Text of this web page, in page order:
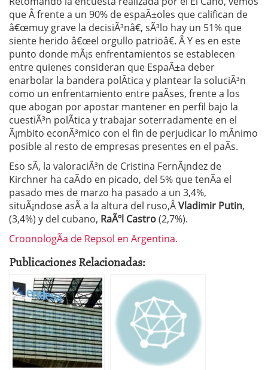
que Â frente a un 90% de espaÃ±oles que califican de
â€œmuy grave la decisiÃ³nâ€, sÃ³lo hay un 51% que
siente herido â€œel orgullo patrioâ€. Â Y es en este
punto donde mÃ¡s enfrentamientos se establecen
entre quienes consideran que EspaÃ±a deber
enarbolar la bandera polÃ­tica y plantear la soluciÃ³n
como un enfrentamiento entre paÃ­ses, frente a los
que abogan por apostar mantener en perfil bajo la
cuestiÃ³n polÃ­tica y trabajar soterradamente en el
Ã¡mbito econÃ³mico con el fin de perjudicar lo mÃ­nimo
posible al resto de empresas presentes en el paÃ­s.
Eso sÃ­, la valoraciÃ³n de Cristina FernÃ¡ndez de
Kirchner ha caÃ­do en picado, del 5% que tenÃ­a el
pasado mes de marzo ha pasado a un 3,4%,
situÃ¡ndose asÃ­ a la altura del ruso,ÂVladimir Putin,
(3,4%) y del cubano, RaÃºl Castro(2,7%).
CroonologÃ­a de Repsol en Argentina.
Publicaciones Relacionadas: